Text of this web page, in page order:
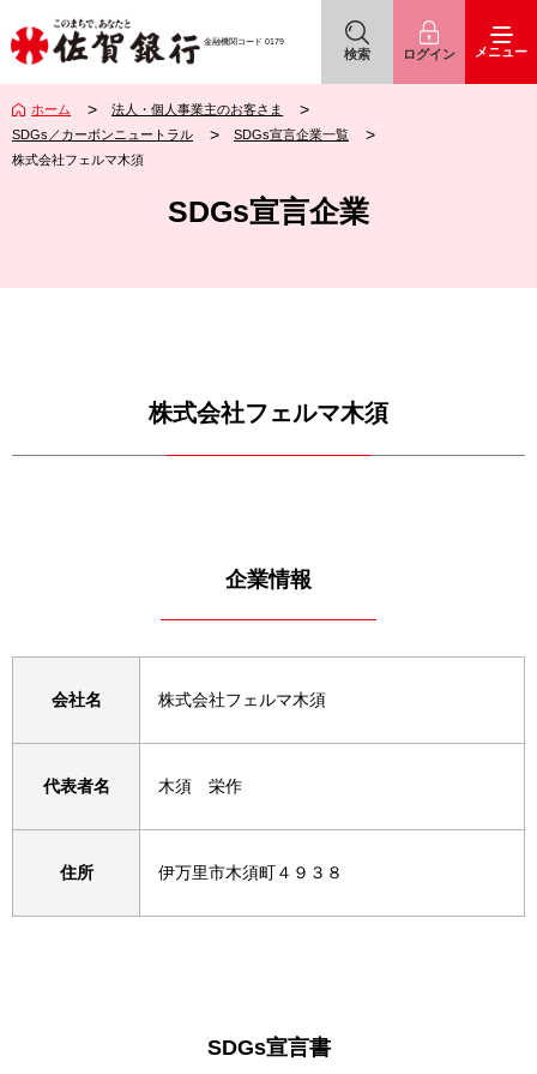
金融機関コード 0179 アイコン
検索
アイコン
ログイン メニュー
SDGs宣言企業
ホーム
法人・個人事業主のお客さま
SDGs／カーボンニュートラル
SDGs宣言企業一覧
株式会社フェルマ木須
株式会社フェルマ木須
企業情報
会社名 株式会社フェルマ木須
代表者名 木須 栄作
住所 伊万里市木須町４９３８
SDGs宣言書